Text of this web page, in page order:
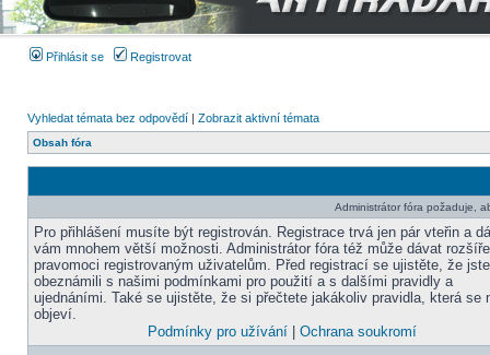
Přihlásit se Registrovat
Vyhledat témata bez odpovědí | Zobrazit aktivní témata
Obsah fóra
Administrátor fóra požaduje,
Pro přihlášení musíte být registrován. Registrace trvá jen pár vteřin a
vám mnohem větší možnosti. Administrátor fóra též může dávat
pravomoci registrovaným uživatelům. Před registrací se ujistěte, že
obeznámili s našimi podmínkami pro použití a s dalšími pravidly a
ujednáními. Také se ujistěte, že si přečtete jakákoliv pravidla, která se
objeví.
Podmínky pro užívání| Ochrana soukromí